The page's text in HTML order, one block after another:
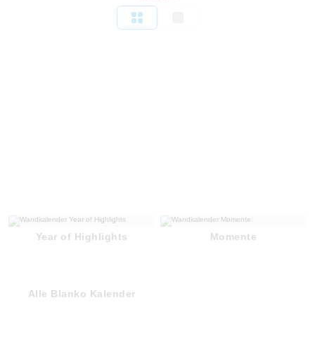
Year of Highlights Momente
Alle Blanko Kalender